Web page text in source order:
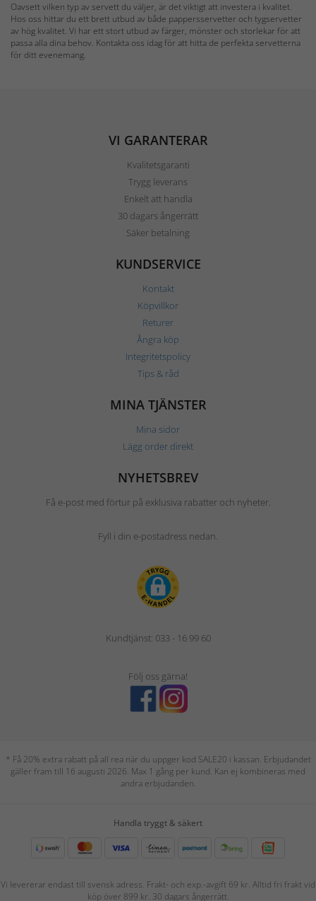
Oavsett vilken typ av servett du väljer, är det viktigt att investera i kvalitet.
Hos oss hittar du ett brett utbud av både pappersservetter och tygservetter
av hög kvalitet. Vi har ett stort utbud av färger, mönster och storlekar för att
passa alla dina behov. Kontakta oss idag för att hitta de perfekta servetterna
för ditt evenemang.
VI GARANTERAR
Kvalitetsgaranti
Trygg leverans
Enkelt att handla
30 dagars ångerrätt
Säker betalning
KUNDSERVICE
Kontakt
Köpvillkor
Returer
Ångra köp
Integritetspolicy
Tips & råd
MINA TJÄNSTER
Mina sidor
Lägg order direkt
NYHETSBREV
Få e-post med förtur på exklusiva rabatter och nyheter.
Fyll i din e-postadress nedan.
Kundtjänst: 033 - 16 99 60
Följ oss gärna!
* Få 20% extra rabatt på all rea när du uppger kod SALE20 i kassan. Erbjudandet
gäller fram till 16 augusti 2026. Max 1 gång per kund. Kan ej kombineras med
andra erbjudanden.
Handla tryggt & säkert
Vi levererar endast till svensk adress. Frakt- och exp.-avgift 69 kr. Alltid fri frakt vid
köp över 899 kr. 30 dagars ångerrätt.